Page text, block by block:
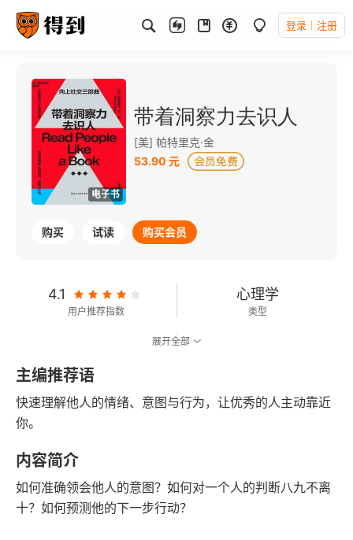
登录 注册
电子书
带着洞察力去识人
[美] 帕特里克·金
53.90 元
购买 试读 购买会员
4.1
用户推荐指数
心理学
类型
77千字
字数
2023-11-01
发行日期
展开全部
主编推荐语
快速理解他人的情绪、意图与行为，让优秀的人主动靠近
你。
内容简介
如何准确领会他人的意图？如何对一个人的判断八九不离
十？如何预测他的下一步行动？